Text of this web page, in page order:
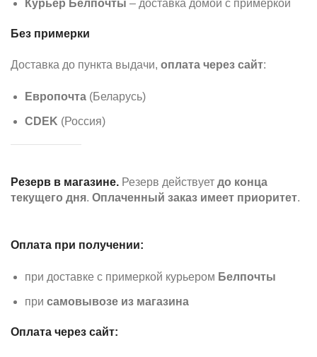
Курьер Белпочты – доставка домой с примеркой
Без примерки
Доставка до пункта выдачи, оплата через сайт:
Европочта (Беларусь)
CDEK (Россия)
Резерв в магазине. Резерв действует до конца
текущего дня. Оплаченный заказ имеет приоритет.
Оплата при получении:
при доставке с примеркой курьером Белпочты
при самовывозе из магазина
Оплата через сайт: